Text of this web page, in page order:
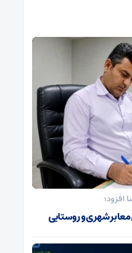
افزود؛
شهری و روستایی